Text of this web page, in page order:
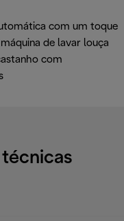
com um toque
de lavar louça
com